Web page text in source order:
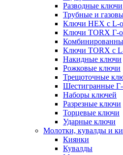
Разводные ключи
Трубные и
Ключи HEX с L-
Ключи TORX Г-
Ключи TORX с L-
Накидные ключи
Рожковые ключи
Трещоточные
Шестигранные
Наборы ключей
Разрезные ключи
Торцевые ключи
Ударные ключи
Молотки, кувалды и
Киянки
Кувалды